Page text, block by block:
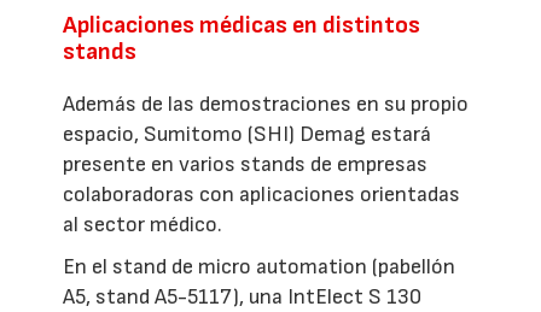
Aplicaciones médicas en distintos
stands
Además de las demostraciones en su propio
espacio, Sumitomo (SHI) Demag estará
presente en varios stands de empresas
colaboradoras con aplicaciones orientadas
al sector médico.
En el stand de micro automation (pabellón
A5, stand A5-5117), una IntElect S 130